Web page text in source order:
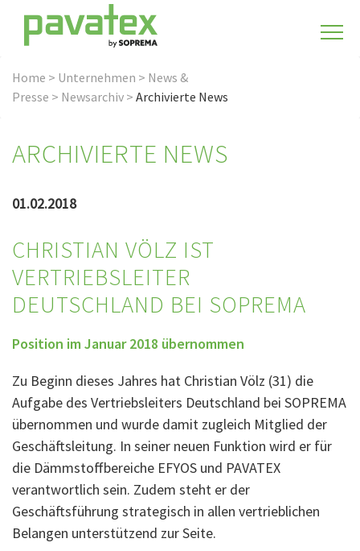
Home > Unternehmen > News &
Presse > Newsarchiv > Archivierte News
ARCHIVIERTE NEWS
01.02.2018
CHRISTIAN VÖLZ IST
VERTRIEBSLEITER
DEUTSCHLAND BEI SOPREMA
Position im Januar 2018 übernommen
Zu Beginn dieses Jahres hat Christian Völz (31) die
Aufgabe des Vertriebsleiters Deutschland bei SOPREMA
übernommen und wurde damit zugleich Mitglied der
Geschäftsleitung. In seiner neuen Funktion wird er für
die Dämmstoffbereiche EFYOS und PAVATEX
verantwortlich sein. Zudem steht er der
Geschäftsführung strategisch in allen vertrieblichen
Belangen unterstützend zur Seite.